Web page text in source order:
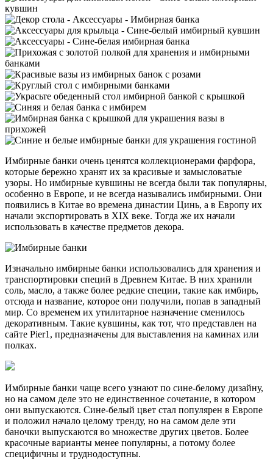
Имбирные банки очень ценятся коллекционерами фарфора,
которые бережно хранят их за красивые и замысловатые
узоры. Но имбирные кувшины не всегда были так популярны,
особенно в Европе, и не всегда назывались имбирными. Они
появились в Китае во времена династии Цинь, а в Европу их
начали экспортировать в XIX веке. Тогда же их начали
использовать в качестве предметов декора.
Изначально имбирные банки использовались для хранения и
транспортировки специй в Древнем Китае. В них хранили
соль, масло, а также более редкие специи, такие как имбирь,
отсюда и название, которое они получили, попав в западный
мир. Со временем их утилитарное назначение сменилось
декоративным. Такие кувшины, как тот, что представлен на
сайте Pier1, предназначены для выставления на каминах или
полках.
Имбирные банки чаще всего узнают по сине-белому дизайну,
но на самом деле это не единственное сочетание, в котором
они выпускаются. Сине-белый цвет стал популярен в Европе
и положил начало целому тренду, но на самом деле эти
баночки выпускаются во множестве других цветов. Более
красочные варианты менее популярны, а потому более
специфичны и труднодоступны.